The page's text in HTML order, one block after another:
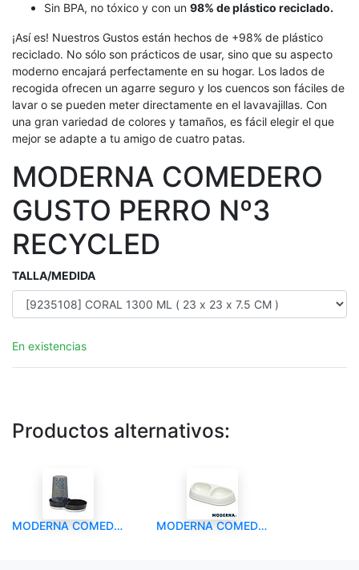
Sin BPA, no tóxico y con un 98% de plástico reciclado.
¡Así es! Nuestros Gustos están hechos de +98% de plástico
reciclado. No sólo son prácticos de usar, sino que su aspecto
moderno encajará perfectamente en su hogar. Los lados de
recogida ofrecen un agarre seguro y los cuencos son fáciles de
lavar o se pueden meter directamente en el lavavajillas. Con
una gran variedad de colores y tamaños, es fácil elegir el que
mejor se adapte a tu amigo de cuatro patas.
MODERNA COMEDERO
GUSTO PERRO Nº3
RECYCLED
TALLA/MEDIDA
En existencias
Productos alternativos:
MODERNA COMEDERO BEBEDERO TASTY LUXURIOUS MODERNA COMEDERO SENSIBOWL GATO DOBLE